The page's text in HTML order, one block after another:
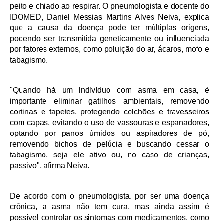
peito e chiado ao respirar. O pneumologista e docente do
IDOMED, Daniel Messias Martins Alves Neiva, explica
que a causa da doença pode ter múltiplas origens,
podendo ser transmitida geneticamente ou influenciada
por fatores externos, como poluição do ar, ácaros, mofo e
tabagismo.
"Quando há um indivíduo com asma em casa, é
importante eliminar gatilhos ambientais, removendo
cortinas e tapetes, protegendo colchões e travesseiros
com capas, evitando o uso de vassouras e espanadores,
optando por panos úmidos ou aspiradores de pó,
removendo bichos de pelúcia e buscando cessar o
tabagismo, seja ele ativo ou, no caso de crianças,
passivo", afirma Neiva.
De acordo com o pneumologista, por ser uma doença
crônica, a asma não tem cura, mas ainda assim é
possível controlar os sintomas com medicamentos, como